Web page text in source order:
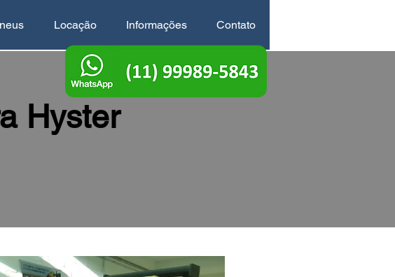
Locação Informações Contato
Hyster